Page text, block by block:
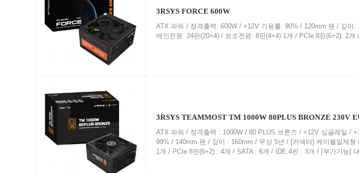
3RSYS FORCE 600W
ATX 파워 / 정격출력: 600W / +12V 가용률: 90% / 120mm 팬 / 깊이
메인전원: 24핀(20+4) / 보조전원: 8핀(4+4) 1개 / PCIe 8핀(6+2): 2개
3RSYS TEAMMOST TM 1000W 80PLUS BRONZE 230V
ATX 파워 / 정격출력 : 1000W / 80 PLUS 브론즈 / +12V 싱글레일 /
99% / 140mm 팬 / 깊이 : 160mm / 무상 5년 / [커넥터] 케이블일체
1개 / PCIe 8핀(6+2) : 4개 / SATA : 6개 / IDE 4핀 : 3개 / [부가기능]